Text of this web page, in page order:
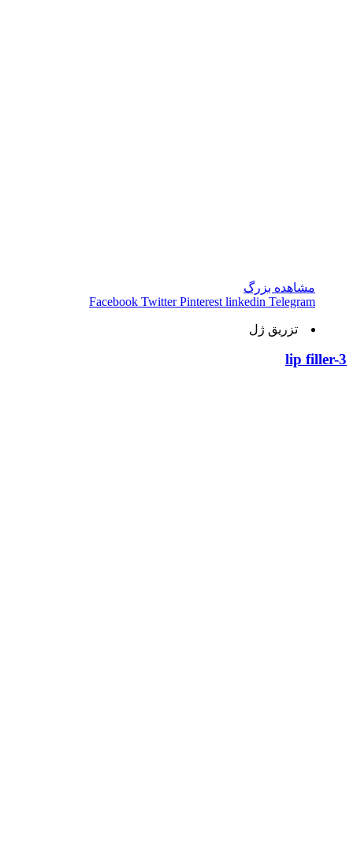
مشاهده بزرگ
Facebook Twitter Pinterest linkedin Telegram
تزریق ژل
lip filler-3